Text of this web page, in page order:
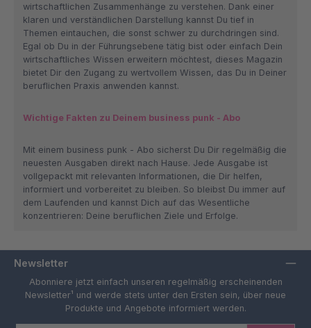
wirtschaftlichen Zusammenhänge zu verstehen. Dank einer
klaren und verständlichen Darstellung kannst Du tief in
Themen eintauchen, die sonst schwer zu durchdringen sind.
Egal ob Du in der Führungsebene tätig bist oder einfach Dein
wirtschaftliches Wissen erweitern möchtest, dieses Magazin
bietet Dir den Zugang zu wertvollem Wissen, das Du in Deiner
beruflichen Praxis anwenden kannst.
Wichtige Fakten zu Deinem business punk - Abo
Mit einem business punk - Abo sicherst Du Dir regelmäßig die
neuesten Ausgaben direkt nach Hause. Jede Ausgabe ist
vollgepackt mit relevanten Informationen, die Dir helfen,
informiert und vorbereitet zu bleiben. So bleibst Du immer auf
dem Laufenden und kannst Dich auf das Wesentliche
konzentrieren: Deine beruflichen Ziele und Erfolge.
Newsletter
Abonniere jetzt einfach unseren regelmäßig erscheinenden
Newsletter¹ und werde stets unter den Ersten sein, über neue
Produkte und Angebote informiert werden.